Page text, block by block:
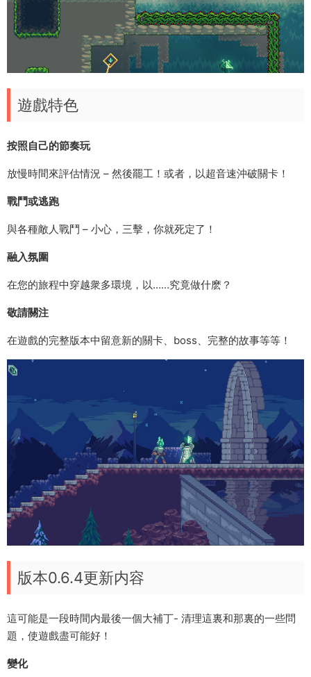
遊戲特色
按照自己的節奏玩
放慢時間來評估情況 – 然後罷工！或者，以超音速沖破關卡！
戰鬥或逃跑
與各種敵人戰鬥 – 小心，三擊，你就死定了！
融入氛圍
在您的旅程中穿越衆多環境，以……究竟做什麽？
敬請關注
在遊戲的完整版本中留意新的關卡、boss、完整的故事等等！
版本0.6.4更新内容
這可能是一段時間内最後一個大補丁- 清理這裏和那裏的一些問
題，使遊戲盡可能好！
變化